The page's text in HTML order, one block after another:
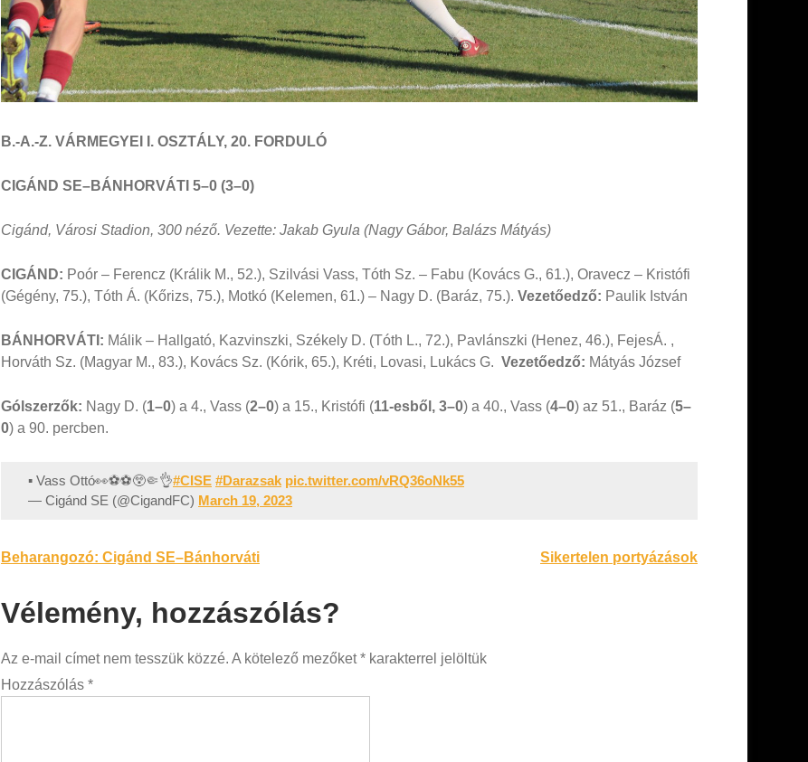
B.-A.-Z. VÁRMEGYEI I. OSZTÁLY, 20. FORDULÓ
CIGÁND SE–BÁNHORVÁTI 5–0 (3–0)
Cigánd, Városi Stadion, 300 néző. Vezette: Jakab Gyula (Nagy Gábor, Balázs Mátyás)
CIGÁND: Poór – Ferencz (Králik M., 52.), Szilvási Vass, Tóth Sz. – Fabu (Kovács G., 61.), Oravecz – Kristófi
(Gégény, 75.), Tóth Á. (Kőrizs, 75.), Motkó (Kelemen, 61.) – Nagy D. (Baráz, 75.). Vezetőedző: Paulik István
BÁNHORVÁTI: Málik – Hallgató, Kazvinszki, Székely D. (Tóth L., 72.), Pavlánszki (Henez, 46.), FejesÁ. ,
Horváth Sz. (Magyar M., 83.), Kovács Sz. (Kórik, 65.), Kréti, Lovasi, Lukács G. Vezetőedző: Mátyás József
Gólszerzők: Nagy D. (1–0) a 4., Vass (2–0) a 15., Kristófi (11-esből, 3–0) a 40., Vass (4–0) az 51., Baráz (5–
0) a 90. percben.
▪️ Vass Ottó👀⚽️⚽️😲🤏👌#CISE #Darazsak pic.twitter.com/vRQ36oNk55
— Cigánd SE (@CigandFC) March 19, 2023
Bejegyzés
navigáció
Beharangozó: Cigánd SE–Bánhorváti Sikertelen portyázások
Vélemény, hozzászólás?
Az e-mail címet nem tesszük közzé. A kötelező mezőket* karakterrel jelöltük
Hozzászólás *